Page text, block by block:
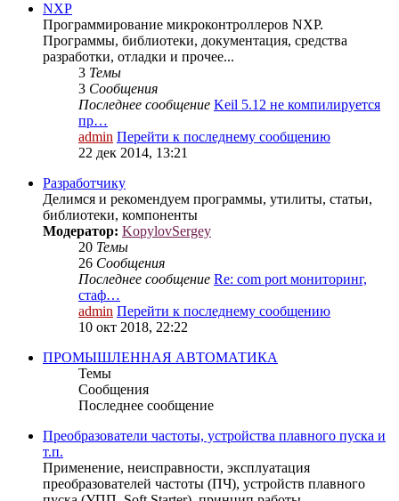
NXP
Программирование микроконтроллеров NXP.
Программы, библиотеки, документация, средства
разработки, отладки и прочее...
3 Темы
3 Сообщения
Последнее сообщение Keil 5.12 не компилируется
пр…
admin Перейти к последнему сообщению
22 дек 2014, 13:21
Разработчику
Делимся и рекомендуем программы, утилиты, статьи,
библиотеки, компоненты
Модератор: KopylovSergey
20 Темы
26 Сообщения
Последнее сообщение Re: com port мониторинг,
стаф…
admin Перейти к последнему сообщению
10 окт 2018, 22:22
ПРОМЫШЛЕННАЯ АВТОМАТИКА
Темы
Сообщения
Последнее сообщение
Преобразователи частоты, устройства плавного пуска и
т.п.
Применение, неисправности, эксплуатация
преобразователей частоты (ПЧ), устройств плавного